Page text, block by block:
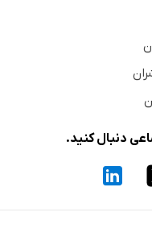
دنبال کنید.